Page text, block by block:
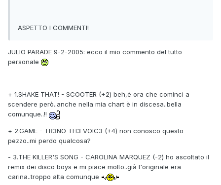
ASPETTO I COMMENTI!
JULIO PARADE 9-2-2005: ecco il mio commento del tutto
personale
+ 1.SHAKE THAT! - SCOOTER (+2) beh,è ora che cominci a
scendere però..anche nella mia chart è in discesa..bella
comunque..!!
+ 2.GAME - TR3NO TH3 VOIC3 (+4) non conosco questo
pezzo..mi perdo qualcosa?
- 3.THE KILLER'S SONG - CAROLINA MARQUEZ (-2) ho ascoltato il
remix dei disco boys e mi piace molto..già l'originale era
carina..troppo alta comunque